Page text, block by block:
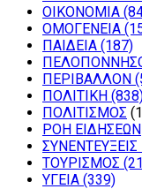
ΟΙΚΟΝΟΜΙΑ
ΟΜΟΓΕΝΕΙΑ
ΠΑΙΔΕΙΑ (187)
ΠΕΡΙΒΑΛΛΟΝ
ΠΟΛΙΤΙΚΗ
ΠΟΛΙΤΙΣΜΟΣ
ΡΟΗ ΕΙΔΗΣΕΩΝ
ΤΟΥΡΙΣΜΟΣ
ΥΓΕΙΑ (339)